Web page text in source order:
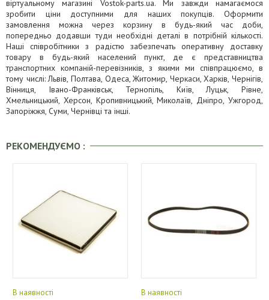
віртуальному магазині Vostok-parts.ua. Ми завжди намагаємося
зробити ціни доступними для наших покупців. Оформити
замовлення можна через корзину в будь-який час доби,
попередньо додавши туди необхідні деталі в потрібній кількості.
Наші співробітники з радістю забезпечать оперативну доставку
товару в будь-який населений пункт, де є представництва
транспортних компаній-перевізників, з якими ми співпрацюємо, в
тому числі: Львів, Полтава, Одеса, Житомир, Черкаси, Харків, Чернігів,
Вінниця, Івано-Франківськ, Тернопіль, Київ, Луцьк, Рівне,
Хмельницький, Херсон, Кропивницький, Миколаїв, Дніпро, Ужгород,
Запоріжжя, Суми, Чернівці та інші.
РЕКОМЕНДУЄМО :
В наявності В наявності